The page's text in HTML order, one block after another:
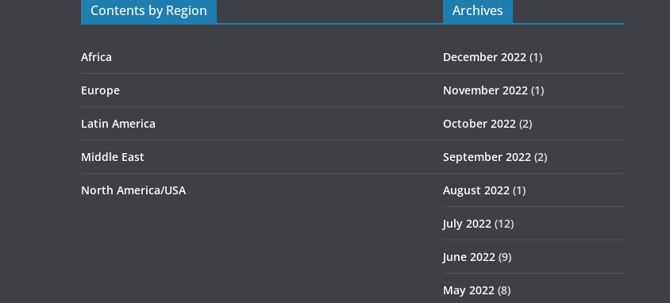
Contents by Region
Africa
Europe
Latin America
Middle East
North America/USA
Archives
December 2022 (1)
November 2022 (1)
October 2022 (2)
September 2022 (2)
August 2022 (1)
July 2022 (12)
June 2022 (9)
May 2022 (8)